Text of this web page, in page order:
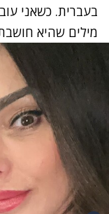
בעברית. כשאני
מילים שהיא